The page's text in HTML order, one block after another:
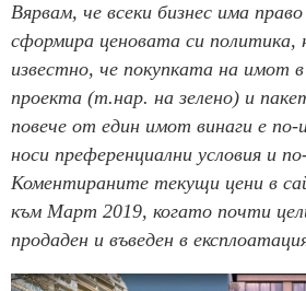
Вярвам, че всеки бизнес има
сформира ценовата си политика,
известно, че покупката на имот
проекта (т.нар. на зелено) и
повече от един имот винаги е по-
носи преференциални условия и
Коментираните текущи цени в
към Март 2019, когато почти
продаден и въведен в